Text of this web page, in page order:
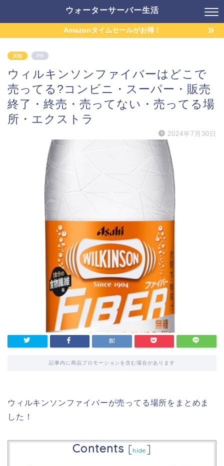
ウォーターサーバー生活
Amazonタイムセールがお得！
炭酸 PR
ウィルキンソンファイバーはどこで
売ってる?コンビニ・スーパー・販売
終了・終売・売ってない・売ってる場
所・エクストラ
2024年7月30日
記事内に商品プロモーションを含む場合があります
ウィルキンソンファイバーが売ってる場所をまとめま
した！
Contents [hide ]